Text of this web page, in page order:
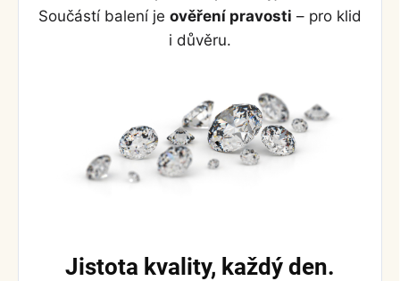
Součástí balení je ověření pravosti – pro klid
i důvěru.
Jistota kvality, každý den.